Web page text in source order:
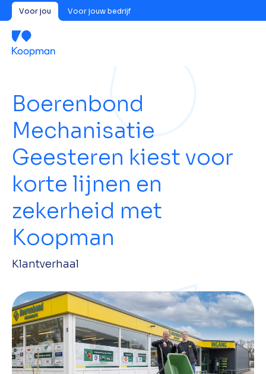
Voor jou Voor jouw bedrijf
Boerenbond
Mechanisatie
Geesteren kiest voor
korte lijnen en
zekerheid met
Koopman
Klantverhaal